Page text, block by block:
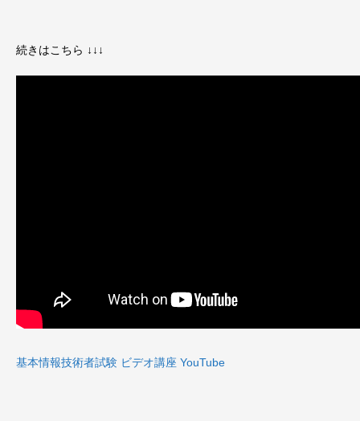
続きはこちら ↓↓↓
基本情報技術者試験 ビデオ講座 YouTube